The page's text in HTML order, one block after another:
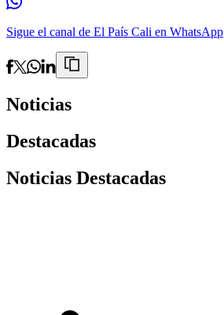
Sigue el canal de El País Cali en WhatsApp
Noticias
Destacadas
Noticias Destacadas